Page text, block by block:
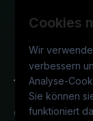
Cookies
Wir
verbessern
Analyse-
Sie können
funktioniert
Österreichs